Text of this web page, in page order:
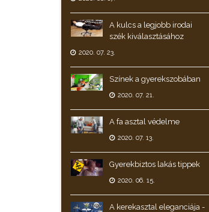
A kulcs a legjobb irodai
szék kiválasztásához
2020. 07. 23.
Színek a gyerekszobában
2020. 07. 21.
A fa asztal védelme
2020. 07. 13.
Gyerekbiztos lakás tippek
2020. 06. 15.
A kerekasztal eleganciája -